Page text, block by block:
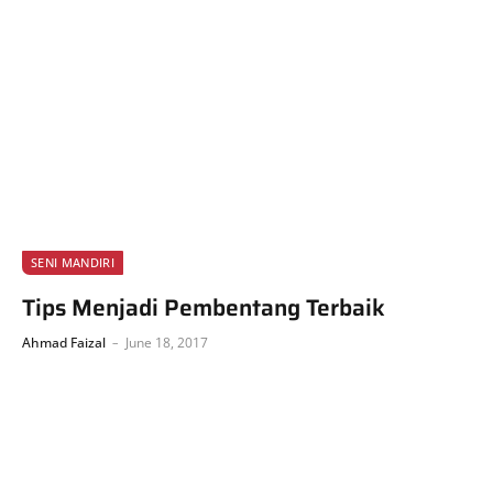
SENI MANDIRI
Tips Menjadi Pembentang Terbaik
Ahmad Faizal June 18, 2017